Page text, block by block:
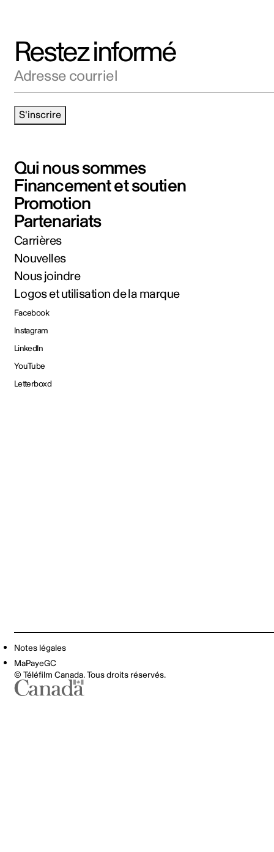
Restez informé
S'inscrire
Qui nous sommes
Financement et soutien
Promotion
Partenariats
Carrières
Nouvelles
Nous joindre
Logos et utilisation de la marque
Facebook
Instagram
LinkedIn
YouTube
Letterboxd
Notes légales
MaPayeGC
© Téléfilm Canada. Tous droits réservés.